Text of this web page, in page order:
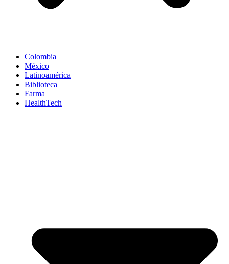
Colombia
México
Latinoamérica
Biblioteca
Farma
HealthTech